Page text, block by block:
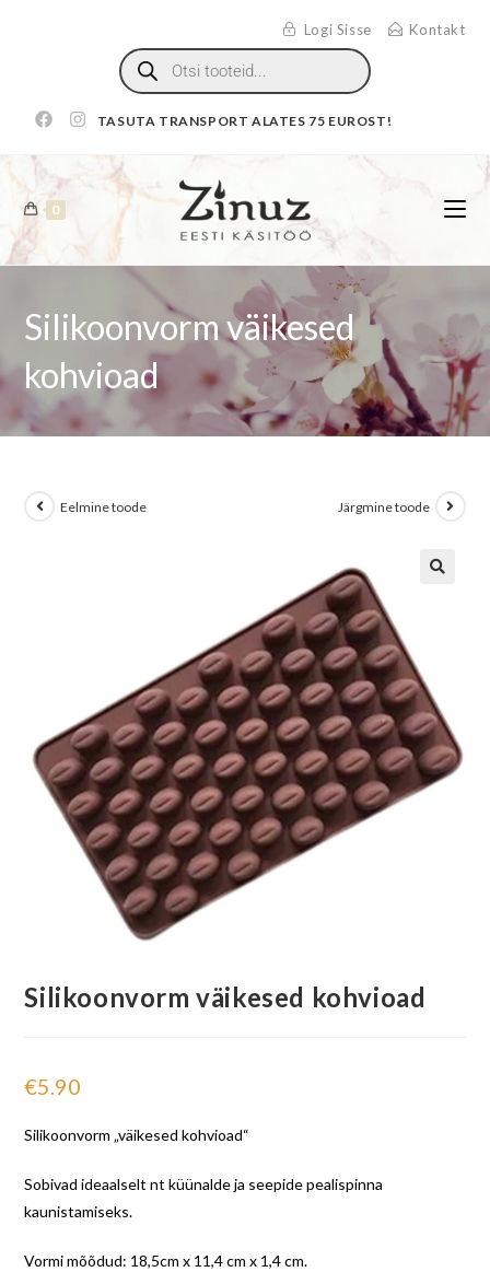
Logi Sisse Kontakt
TASUTA TRANSPORT ALATES 75 EUROST!
0
Silikoonvorm väikesed
kohvioad
Eelmine toode Järgmine toode
Silikoonvorm väikesed kohvioad
€5.90
Silikoonvorm „väikesed kohvioad“
Sobivad ideaalselt nt küünalde ja seepide pealispinna
kaunistamiseks.
Vormi mõõdud: 18,5cm x 11,4 cm x 1,4 cm.